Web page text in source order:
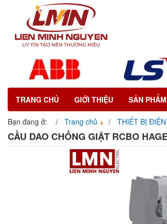
TRANG CHỦ GIỚI THIỆU SẢN PHẨM
Bạn đang ở: Trang chủ THIẾT BỊ
CẦU DAO CHỐNG GIẬT RCBO